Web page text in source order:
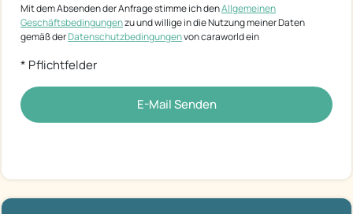
Mit dem Absenden der Anfrage stimme ich denAllgemeinen
Geschäftsbedingungenzu und willige in die Nutzung meiner Daten
gemäß derDatenschutzbedingungenvon caraworld ein
* Pflichtfelder
E-Mail Senden